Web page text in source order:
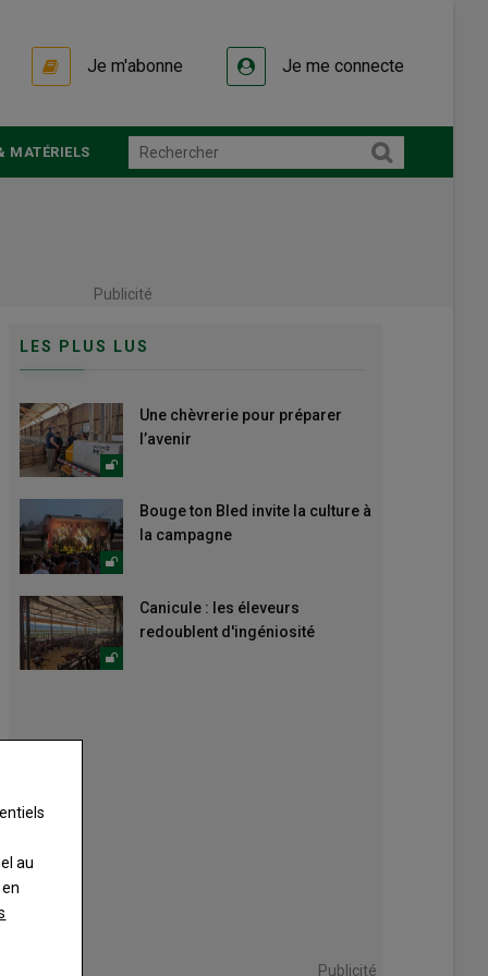
Je m'abonne Je me connecte
MATÉRIELS
Publicité
LES PLUS LUS
Une chèvrerie pour préparer
l’avenir
Bouge ton Bled invite la culture à
la campagne
Canicule : les éleveurs
redoublent d'ingéniosité
Publicité
au